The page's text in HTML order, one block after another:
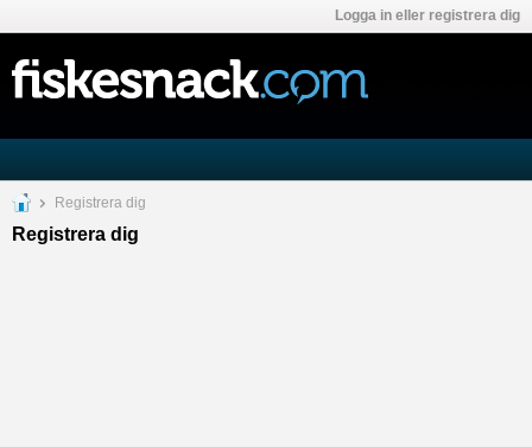
Logga in eller registrera dig
Registrera dig
Registrera dig